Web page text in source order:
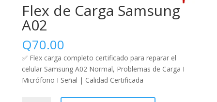
Flex de Carga Samsung
A02
Q70.00
✅ Flex carga completo certificado para reparar el
celular Samsung A02 Normal, Problemas de Carga I
Micrófono I Señal | Calidad Certificada